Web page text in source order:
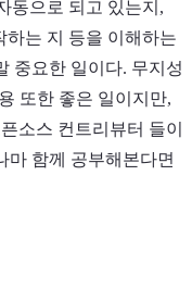
동으로 되고 있는지,
하는 지 등을 이해하는
중요한 일이다. 무지성
또한 좋은 일이지만,
소스 컨트리뷰터 들이
마 함께 공부해본다면